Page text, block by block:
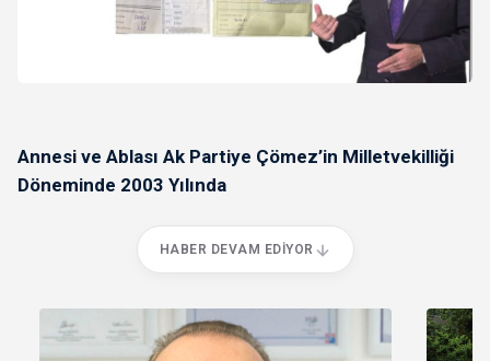
Annesi ve Ablası Ak Partiye Çömez’in Milletvekilliği
Döneminde 2003 Yılında
HABER DEVAM EDIYOR